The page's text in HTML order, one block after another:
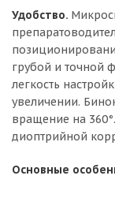
Удобство.
грубой и точной
легкость
увеличении.
вращение на
диоптрийной
Основные